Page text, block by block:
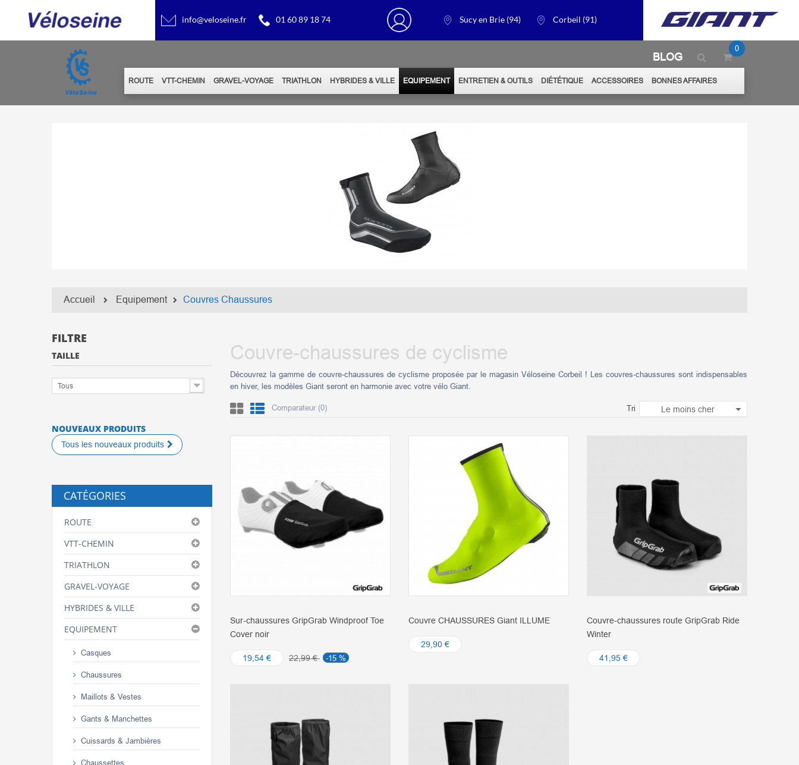
info@veloseine.fr 01 60 89 18 74 Sucy en Brie (94) Corbeil (91)
BLOG
0
ROUTE VTT-CHEMIN GRAVEL-VOYAGE TRIATHLON HYBRIDES & VILLE EQUIPEMENT ENTRETIEN & OUTILS DIÉTÉTIQUE ACCESSOIRES BONNES AFFAIRES
Accueil Equipement Couvres Chaussures
FILTRE
TAILLE
Tous
NOUVEAUX PRODUITS
Tous les nouveaux produits
CATÉGORIES
ROUTE
VTT-CHEMIN
TRIATHLON
GRAVEL-VOYAGE
HYBRIDES & VILLE
EQUIPEMENT
Casques
Chaussures
Maillots & Vestes
Gants & Manchettes
Cuissards & Jambières
Chaussettes
Couvre-chaussures de cyclisme
Découvrez la gamme de couvre-chaussures de cyclisme proposée par le magasin Véloseine Corbeil ! Les couvres-chaussures sont indispensables
en hiver, les modèles Giant seront en harmonie avec votre vélo Giant.
Comparateur (0) Tri Le moins cher
Sur-chaussures GripGrab Windproof Toe
Cover noir
19,54 € 22,99 € -15 %
Couvre CHAUSSURES Giant ILLUME
29,90 €
Couvre-chaussures route GripGrab Ride
Winter
41,95 €